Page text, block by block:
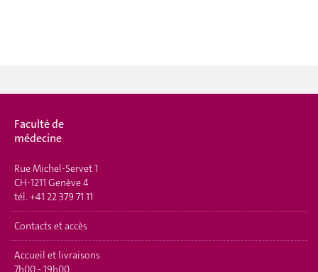
Faculté de
médecine
Rue Michel-Servet 1
CH-1211 Genève 4
tél. +41 22 379 71 11
Contacts et accès
Accueil et livraisons
7h00 - 19h00